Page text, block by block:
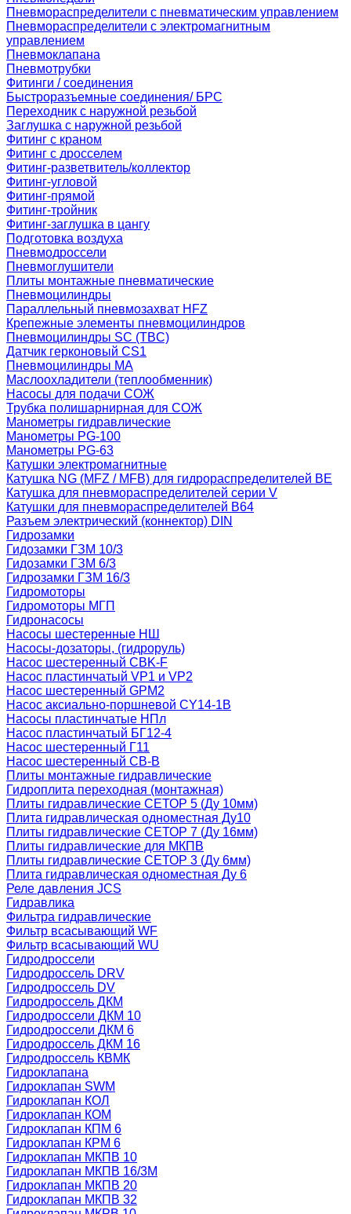
Пневмораспределители с пневматическим управлением
Пневмораспределители с электромагнитным
управлением
Пневмоклапана
Пневмотрубки
Фитинги / соединения
Быстроразъемные соединения/ БРС
Переходник с наружной резьбой
Заглушка с наружной резьбой
Фитинг с краном
Фитинг с дросселем
Фитинг-разветвитель/коллектор
Фитинг-угловой
Фитинг-прямой
Фитинг-тройник
Фитинг-заглушка в цангу
Подготовка воздуха
Пневмодроссели
Пневмоглушители
Плиты монтажные пневматические
Пневмоцилиндры
Параллельный пневмозахват HFZ
Крепежные элементы пневмоцилиндров
Пневмоцилиндры SC (TBC)
Датчик герконовый CS1
Пневмоцилиндры MA
Маслоохладители (теплообменник)
Насосы для подачи СОЖ
Трубка полишарнирная для СОЖ
Манометры гидравлические
Манометры PG-100
Манометры PG-63
Катушки электромагнитные
Катушка NG (MFZ / MFB) для гидрораспределителей ВЕ
Катушка для пневмораспределителей серии V
Катушки для пневмораспределителей В64
Разъем электрический (коннектор) DIN
Гидрозамки
Гидозамки ГЗМ 10/3
Гидозамки ГЗМ 6/3
Гидрозамки ГЗМ 16/3
Гидромоторы
Гидромоторы МГП
Гидронасосы
Насосы шестеренные НШ
Насосы-дозаторы, (гидроруль)
Насос шестеренный CBK-F
Насос пластинчатый VP1 и VP2
Насос шестеренный GPM2
Насос аксиально-поршневой CY14-1B
Насосы пластинчатые НПл
Насос пластинчатый БГ12-4
Насос шестеренный Г11
Насос шестеренный СВ-В
Плиты монтажные гидравлические
Гидроплита переходная (монтажная)
Плиты гидравлические СЕТОР 5 (Ду 10мм)
Плита гидравлическая одноместная Ду10
Плиты гидравлические СЕТОР 7 (Ду 16мм)
Плиты гидравлические для МКПВ
Плиты гидравлические СЕТОР 3 (Ду 6мм)
Плита гидравлическая одноместная Ду 6
Реле давления JCS
Гидравлика
Фильтра гидравлические
Фильтр всасывающий WF
Фильтр всасывающий WU
Гидродроссели
Гидродроссель DRV
Гидродроссель DV
Гидродроссель ДКМ
Гидродроссели ДКМ 10
Гидродроссели ДКМ 6
Гидродроссель ДКМ 16
Гидродроссель КВМК
Гидроклапана
Гидроклапан SWM
Гидроклапан КОЛ
Гидроклапан КОМ
Гидроклапан КПМ 6
Гидроклапан КРМ 6
Гидроклапан МКПВ 10
Гидроклапан МКПВ 16/3М
Гидроклапан МКПВ 20
Гидроклапан МКПВ 32